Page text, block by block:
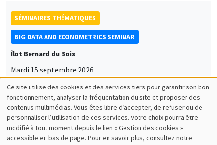
SÉMINAIRES THÉMATIQUES
BIG DATA AND ECONOMETRICS SEMINAR
Îlot Bernard du Bois
Mardi 15 septembre 2026
14:00 à 15:15
Paul-Gauthier Noé
LIS